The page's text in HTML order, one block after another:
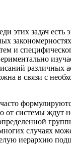
этих задач есть
и
различных
в связи с
системы ждут
случаях
иерархию